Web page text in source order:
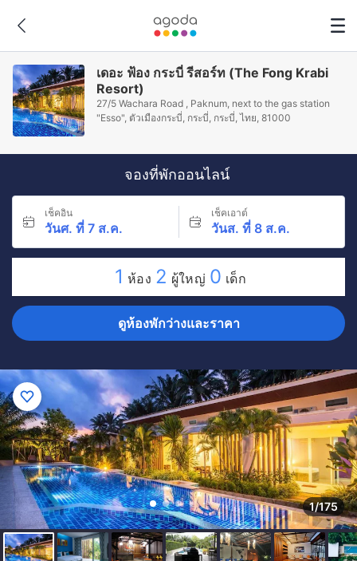
เดอะ ฟ้อง กระบี่ รีสอร์ท (The Fong Krabi
Resort)
27/5 Wachara Road , Paknum, next to the gas station
"Esso", ตัวเมืองกระบี่, กระบี่, กระบี่, ไทย, 81000
จองที่พักออนไลน์
เช็คอิน
วันศ. ที่ 7 ส.ค.
เช็คเอาต์
วันส. ที่ 8 ส.ค.
1 ห้อง 2 ผู้ใหญ่ 0 เด็ก
ดูห้องพักว่างและราคา
1/175